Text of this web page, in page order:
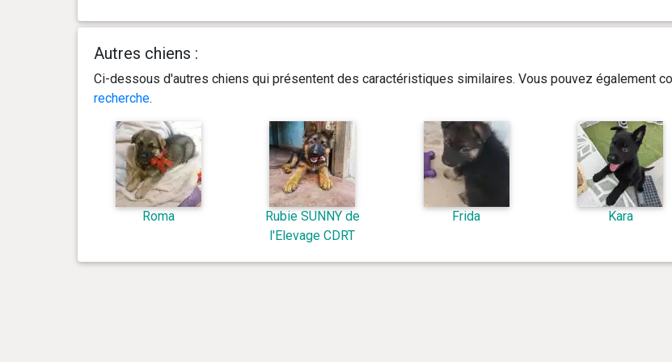
Autres chiens :
Ci-dessous d'autres chiens qui présentent des caractéristiques similaires. Vous pouvez également
recherche.
Roma
Rubie SUNNY de
l'Elevage CDRT
Frida Kara